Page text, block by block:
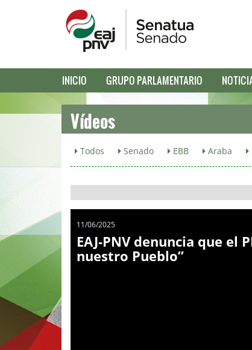
INICIO GRUPO PARLAMENTARIO
Vídeos
Todos Senado EBB Araba
11/06/2025
EAJ-PNV denuncia que el
nuestro Pueblo”